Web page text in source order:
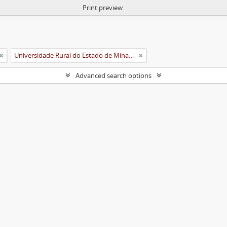
Print preview
Universidade Rural do Estado de Minas Gerais (Uremg)
Advanced search options